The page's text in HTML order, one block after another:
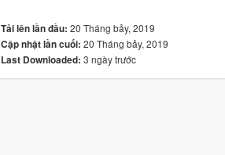
Tải lên lần đầu: 20 Tháng bảy, 2019
Cập nhật lần cuối: 20 Tháng bảy, 2019
Last Downloaded: 3 ngày trước